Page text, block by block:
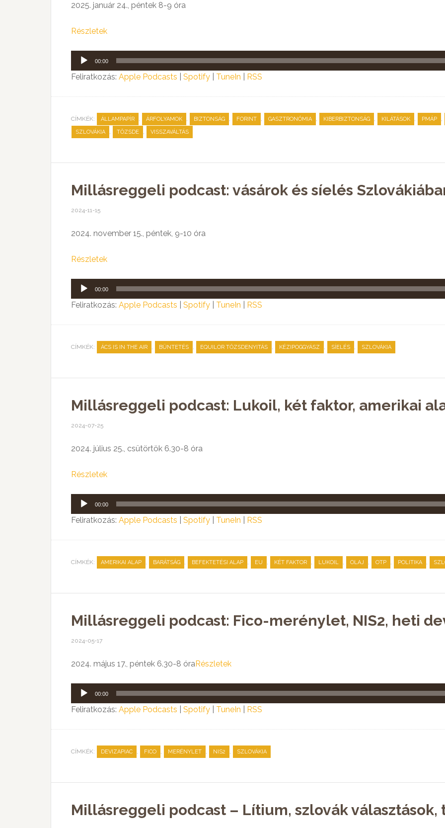
2025. január 24., péntek 8-9 óra
Részletek
Audió
lejátszó
00:00
Feliratkozás: Apple Podcasts Spotify TuneIn RSS
CÍMKÉK: ÁLLAMPAPÍR , ÁRFOLYAMOK , BIZTONSÁG , FORINT , GASZTRONÓMIA , KIBERBIZTONSÁG , KILÁTÁSOK , PMÁP ,
SZLOVÁKIA , TŐZSDE , VISSZAVÁLTÁS
Millásreggeli podcast: vásárok és síelés
2024-11-15
2024. november 15., péntek, 9-10 óra
Részletek
Audió
lejátszó
00:00
Feliratkozás: Apple Podcasts Spotify TuneIn RSS
CÍMKÉK: ÁCS IS IN THE AIR , BÜNTETÉS , EQUILOR TŐZSDENYITÁS , KÉZIPOGGYÁSZ , SÍELÉS , SZLOVÁKIA
Millásreggeli podcast: Lukoil, két faktor, amerikai
2024-07-25
2024. július 25., csütörtök 6.30-8 óra
Részletek
Audió
lejátszó
00:00
Feliratkozás: Apple Podcasts Spotify TuneIn RSS
CÍMKÉK: AMERIKAI ALAP , BARÁTSÁG , BEFEKTETÉSI ALAP , EU , KÉT FAKTOR , LUKOIL , OLAJ , OTP , POLITIKA ,
Millásreggeli podcast: Fico-merénylet, NIS2, heti
2024-05-17
2024. május 17., péntek 6.30-8 óraRészletek
Audió
lejátszó
00:00
Feliratkozás: Apple Podcasts Spotify TuneIn RSS
CÍMKÉK: DEVIZAPIAC , FICO , MERÉNYLET , NIS2 , SZLOVÁKIA
Millásreggeli podcast – Lítium, szlovák